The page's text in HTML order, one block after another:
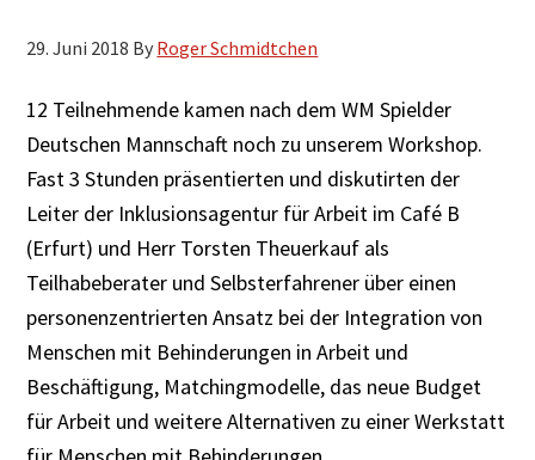
29. Juni 2018 By Roger Schmidtchen
12 Teilnehmende kamen nach dem WM Spielder
Deutschen Mannschaft noch zu unserem Workshop.
Fast 3 Stunden präsentierten und diskutirten der
Leiter der Inklusionsagentur für Arbeit im Café B
(Erfurt) und Herr Torsten Theuerkauf als
Teilhabeberater und Selbsterfahrener über einen
personenzentrierten Ansatz bei der Integration von
Menschen mit Behinderungen in Arbeit und
Beschäftigung, Matchingmodelle, das neue Budget
für Arbeit und weitere Alternativen zu einer Werkstatt